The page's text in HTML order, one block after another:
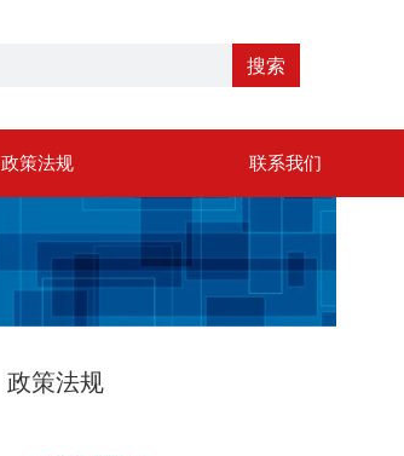
搜索
政策法规 联系我们
政策法规